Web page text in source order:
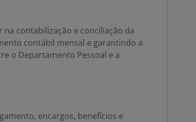
contabilização e conciliação da
contábil mensal e garantindo a
o Departamento Pessoal e a
encargos, benefícios e